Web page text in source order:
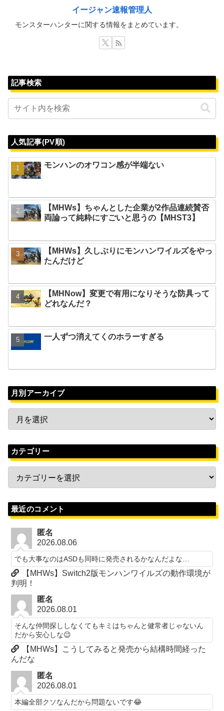
イージャン速報管理人
モンスターハンターに関する情報をまとめています。
記事検索
人気記事(PV順)
モンハンのオワコン感が半端ない
【MHWs】ちゃんとした企業が2作品連続賛否
両論って純粋にすごいと思うの【MHST3】
【MHWs】久しぶりにモンハンワイルズをやっ
たんだけど
【MHNow】変更で有用になりそうな防具って
どれなんだ？
一人ずつ消えてくのホラーすぎる
月別アーカイブ
カテゴリー
最近のコメント
匿名
2026.08.06
でも大事なのはASDも同時に発売されるかなんだよな…
【MHWs】Switch2版モンハンワイルズの動作環境が
判明！
匿名
2026.08.01
そんな仲間探ししなくてもキミはちゃんと健常者じゃないん
だから安心しな😉
【MHWs】こうしてみると発売から結構時間経った
んだな
匿名
2026.08.01
本編全部クソなんだから問題ないです😂